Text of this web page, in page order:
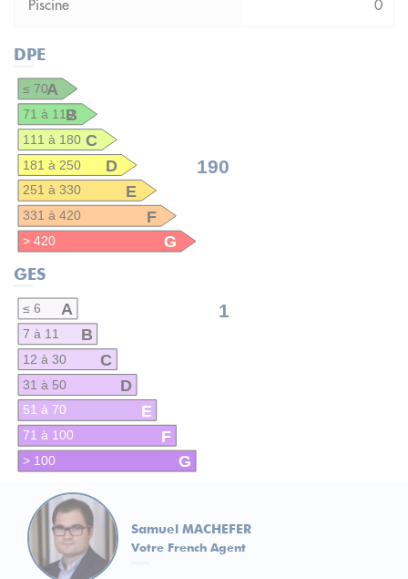
0
DPE
A
≤ 70
B
71 à 110
C
111 à 180
190
D
181 à 250
E
251 à 330
F
331 à 420
G
> 420
GES
1
A
≤ 6
B
7 à 11
C
12 à 30
D
31 à 50
E
51 à 70
F
71 à 100
G
> 100
Samuel MACHEFER
Votre French Agent